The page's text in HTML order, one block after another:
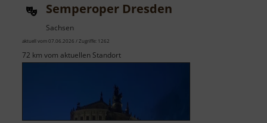
Semperoper Dresden
Sachsen
aktuell vom 07.06.2026 / Zugriffe: 1262
72 km vom aktuellen Standort